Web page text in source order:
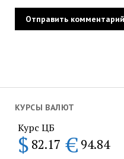
КУРСЫ ВАЛЮТ
Курс ЦБ
$ 82.17 € 94.84